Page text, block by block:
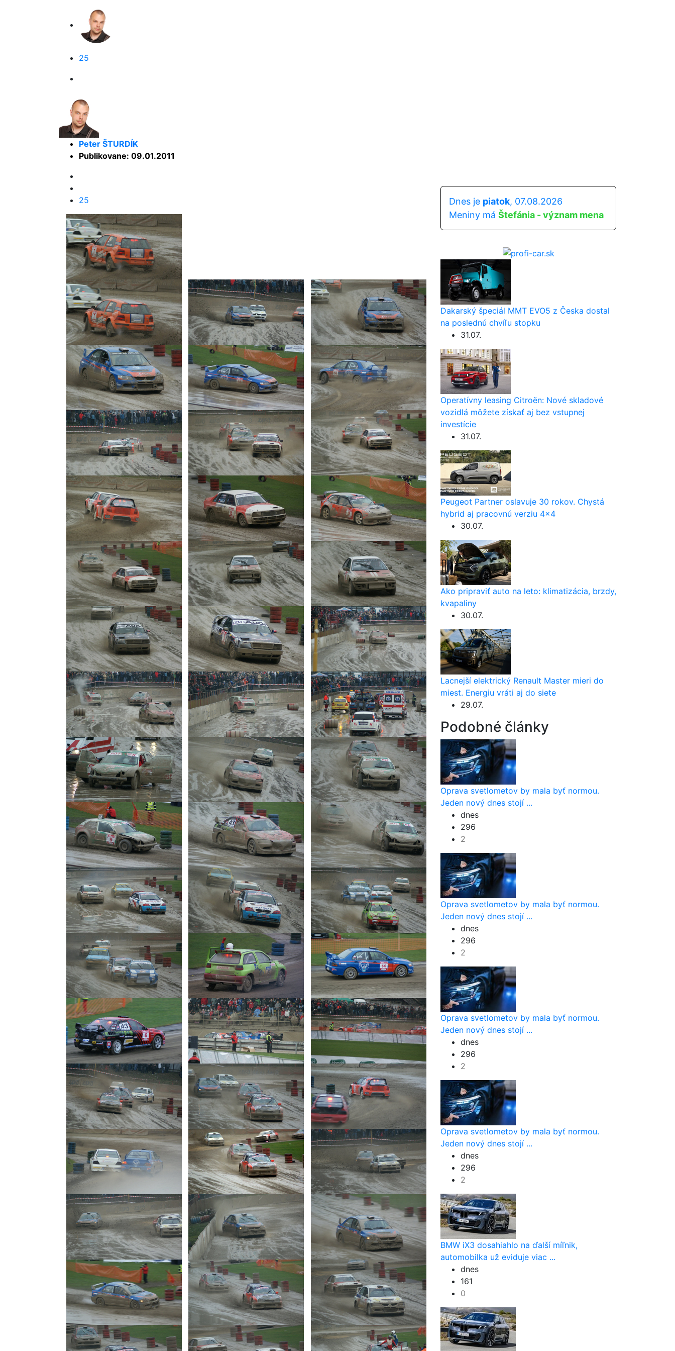
25
Peter ŠTURDÍK
Publikovane: 09.01.2011
25 Dnes je piatok, 07.08.2026
Meniny má Štefánia - význam mena
Dakarský špeciál MMT EVO5 z Česka dostal
na poslednú chvíľu stopku
31.07.
Operatívny leasing Citroën: Nové skladové
vozidlá môžete získať aj bez vstupnej
investície
31.07.
Peugeot Partner oslavuje 30 rokov. Chystá
hybrid aj pracovnú verziu 4×4
30.07.
Ako pripraviť auto na leto: klimatizácia, brzdy,
kvapaliny
30.07.
Lacnejší elektrický Renault Master mieri do
miest. Energiu vráti aj do siete
29.07.
Podobné články
Oprava svetlometov by mala byť normou.
Jeden nový dnes stojí ...
dnes
296
2
Oprava svetlometov by mala byť normou.
Jeden nový dnes stojí ...
dnes
296
2
Oprava svetlometov by mala byť normou.
Jeden nový dnes stojí ...
dnes
296
2
Oprava svetlometov by mala byť normou.
Jeden nový dnes stojí ...
dnes
296
2
BMW iX3 dosahiahlo na ďalší míľnik,
automobilka už eviduje viac ...
dnes
161
0